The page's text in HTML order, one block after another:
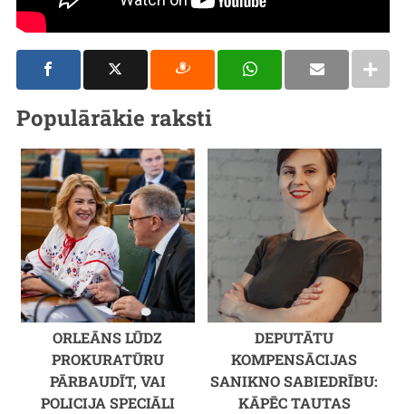
Populārākie raksti
ORLEĀNS LŪDZ
PROKURATŪRU
PĀRBAUDĪT, VAI
POLICIJA SPECIĀLI
DEPUTĀTU
KOMPENSĀCIJAS
SANIKNO SABIEDRĪBU:
KĀPĒC TAUTAS